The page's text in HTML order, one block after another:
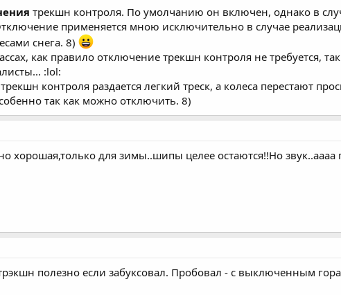
трекшн контроля. По умолчанию он включен, однако в
применяется мною исключительно в случае
снега. 8)
как правило отключение трекшн контроля не требуется,
:lol:
контроля раздается легкий треск, а колеса перестают
так как можно отключить. 8)
хорошая,только для зимы..шипы целее остаются!!Но
полезно если забуксовал. Пробовал - с выключенным